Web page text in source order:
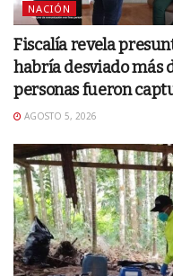
NACIÓN
Fiscalía revela
habría desviado más
personas fueron
AGOSTO 5, 2026